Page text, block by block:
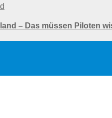
– Das müssen Piloten